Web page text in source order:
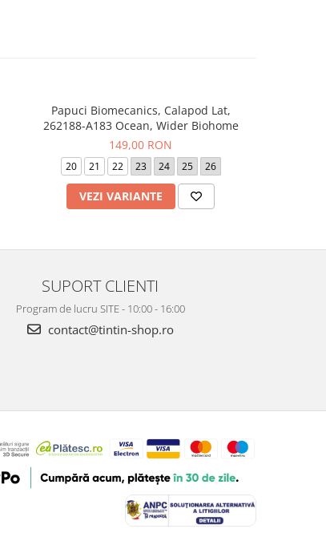
Papuci Biomecanics, Calapod Lat,
262188-A183 Ocean, Wider Biohome
149,00 RON
20 21 22 23 24 25 26
VEZI VARIANTE
SUPORT CLIENTI
Program de lucru SITE - 10:00 - 16:00
contact@tintin-shop.ro